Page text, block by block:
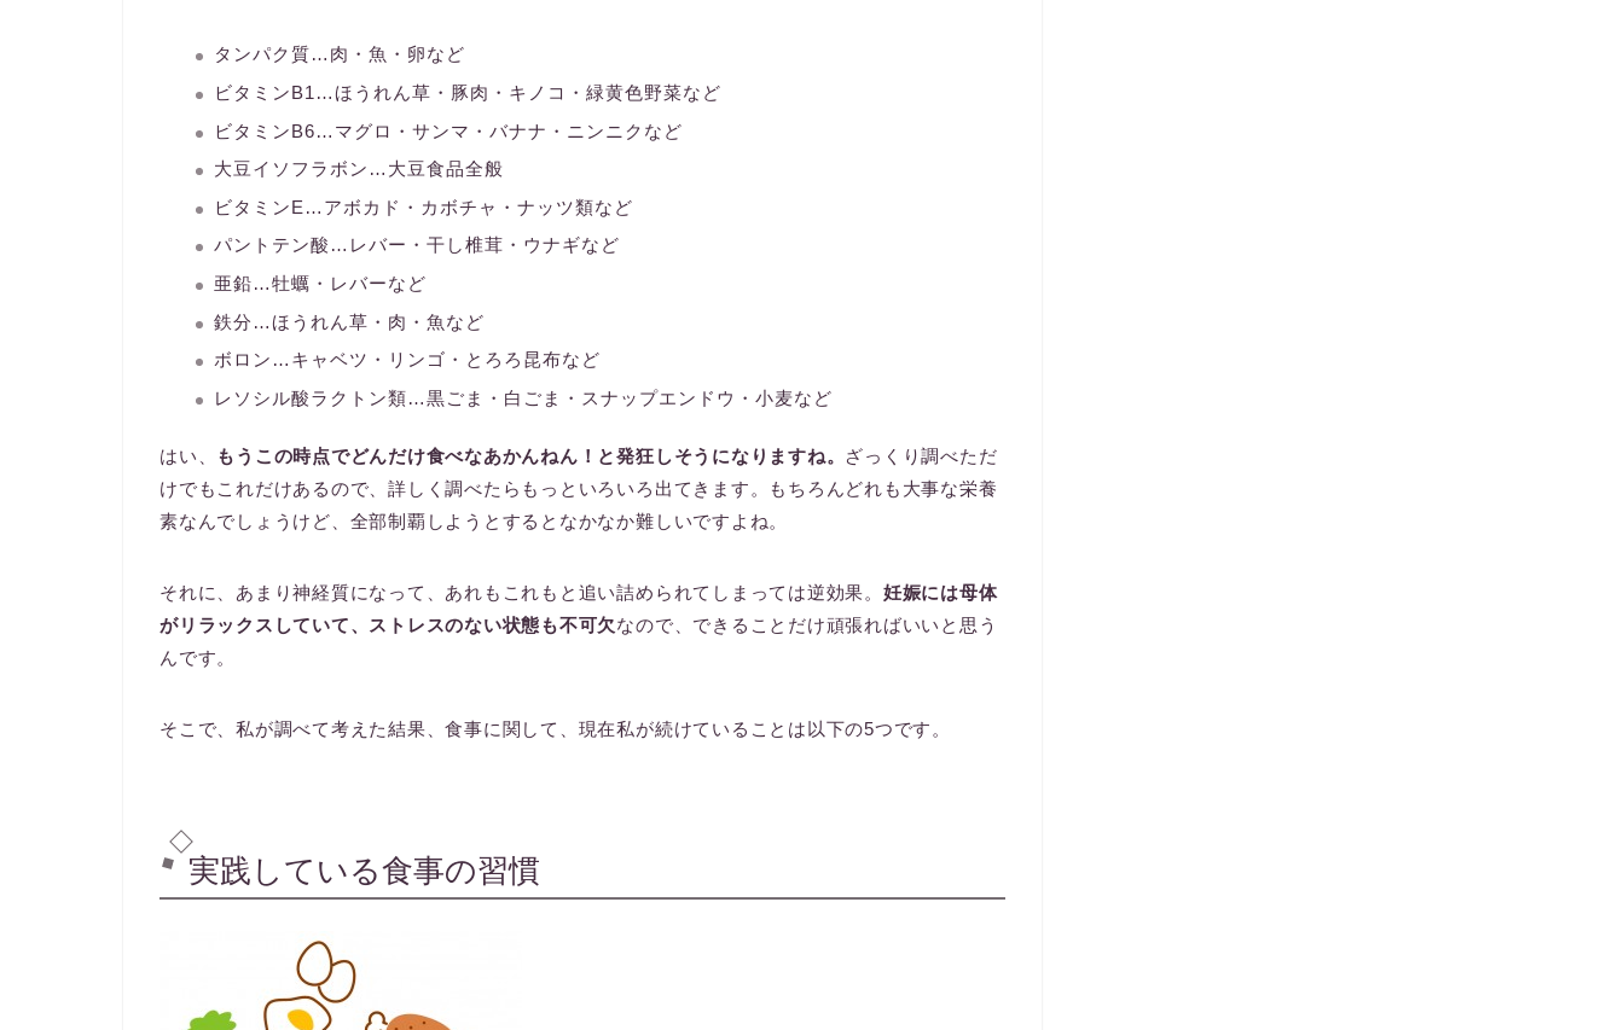
タンパク質…肉・魚・卵など
ビタミンB1…ほうれん草・豚肉・キノコ・緑黄色野菜など
ビタミンB6…マグロ・サンマ・バナナ・ニンニクなど
大豆イソフラボン…大豆食品全般
ビタミンE…アボカド・カボチャ・ナッツ類など
パントテン酸…レバー・干し椎茸・ウナギなど
亜鉛…牡蠣・レバーなど
鉄分…ほうれん草・肉・魚など
ボロン…キャベツ・リンゴ・とろろ昆布など
レソシル酸ラクトン類…黒ごま・白ごま・スナップエンドウ・小麦など
はい、 もうこの時点でどんだけ食べなあかんねん！と発狂しそうになりますね。 ざっくり調べただ
けでもこれだけあるので、詳しく調べたらもっといろいろ出てきます。もちろんどれも大事な栄養
素なんでしょうけど、全部制覇しようとするとなかなか難しいですよね。
それに、あまり神経質になって、あれもこれもと追い詰められてしまっては逆効果。 妊娠には母体
がリラックスしていて、ストレスのない状態も不可欠なので、できることだけ頑張ればいいと思う
んです。
そこで、私が調べて考えた結果、食事に関して、現在私が続けていることは以下の5つです。
実践している食事の習慣